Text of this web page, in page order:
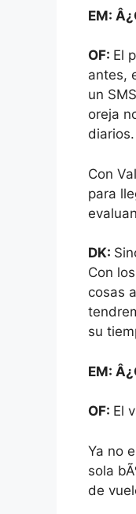
EM:
OF: El
antes,
un
oreja
diarios.
Con
para
DK:
Con
cosas
su
EM:
OF: El
Ya no
sola
de